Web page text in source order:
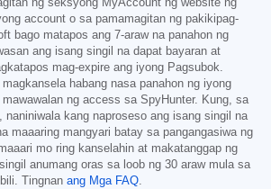
ng seksyong MyAccount ng website ng
account o sa pamamagitan ng pakikipag-
bago matapos ang 7-araw na panahon ng
ang isang singil na dapat bayaran at
mag-expire ang iyong Pagsubok.
habang nasa panahon ng iyong
ng access sa SpyHunter. Kung, sa
naniniwala kang naproseso ang isang singil na
maaaring mangyari batay sa pangangasiwa ng
mo ring kanselahin at makatanggap ng
anumang oras sa loob ng 30 araw mula sa
Tingnan ang Mga FAQ.